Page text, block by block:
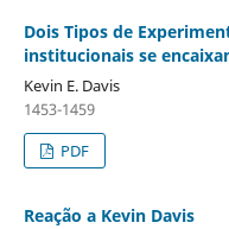
Dois Tipos de
institucionais se
Kevin E. Davis
1453-1459
PDF
Reação a Kevin Davis